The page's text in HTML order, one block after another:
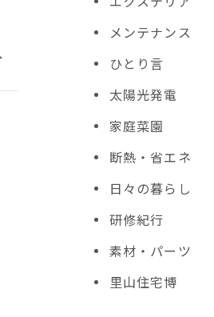
メンテナンス
ひとり言
太陽光発電
家庭菜園
断熱・省エネ
日々の暮らし
研修紀行
素材・パーツ
里山住宅博